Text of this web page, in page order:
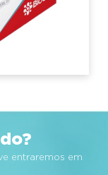
entraremos em